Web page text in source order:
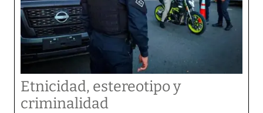
Etnicidad, estereotipo y
criminalidad